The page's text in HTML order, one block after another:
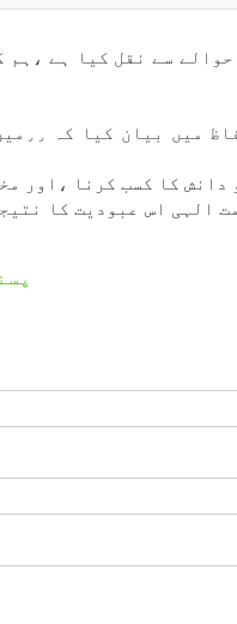
سے نقل كيا ہے ،ہم
ان سوالات كا
دانش كا كسب كرنا ،اور
الہی اس عبوديت كا